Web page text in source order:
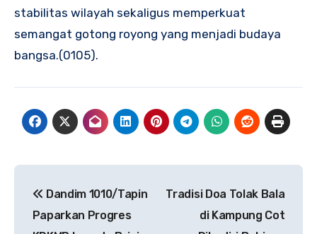
stabilitas wilayah sekaligus memperkuat
semangat gotong royong yang menjadi budaya
bangsa.(0105).
pos
Dandim 1010/Tapin
Paparkan Progres
Tradisi Doa Tolak Bala
di Kampung Cot